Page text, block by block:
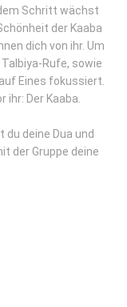
Schritt wächst
der Kaaba
dich von ihr. Um
Rufe, sowie
Eines fokussiert.
Der Kaaba.
du deine Dua und
der Gruppe deine